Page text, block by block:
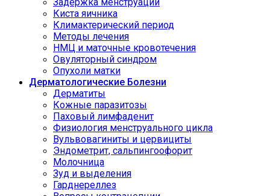
Киста яичника
Климактерический период
Методы лечения
НМЦ и маточные кровотечения
Овуляторный синдром
Опухоли матки
Дерматологические Болезни
Дерматиты
Кожные паразитозы
Паховый лимфаденит
Физиология менструального цикла
Вульвовагиниты и цервициты
Эндометрит, сальпингоофорит
Молочница
Зуд и выделения
Гарднереллез